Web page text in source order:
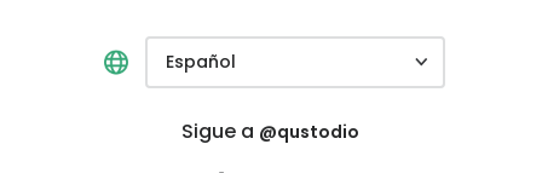
Español
Sigue a @qustodio